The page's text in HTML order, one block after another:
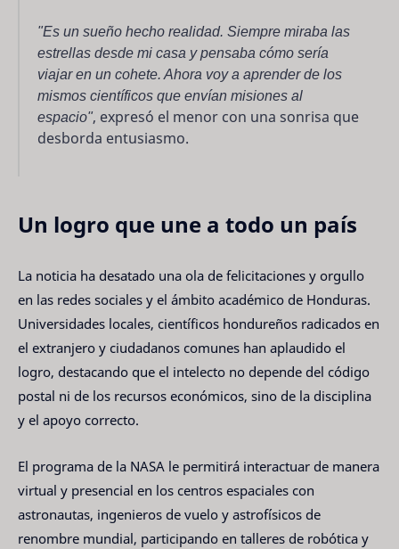
"Es un sueño hecho realidad. Siempre miraba las
estrellas desde mi casa y pensaba cómo sería
viajar en un cohete. Ahora voy a aprender de los
mismos científicos que envían misiones al
espacio", expresó el menor con una sonrisa que
desborda entusiasmo.
Un logro que une a todo un país
La noticia ha desatado una ola de felicitaciones y orgullo
en las redes sociales y el ámbito académico de Honduras.
Universidades locales, científicos hondureños radicados en
el extranjero y ciudadanos comunes han aplaudido el
logro, destacando que el intelecto no depende del código
postal ni de los recursos económicos, sino de la disciplina
y el apoyo correcto.
El programa de la NASA le permitirá interactuar de manera
virtual y presencial en los centros espaciales con
astronautas, ingenieros de vuelo y astrofísicos de
renombre mundial, participando en talleres de robótica y